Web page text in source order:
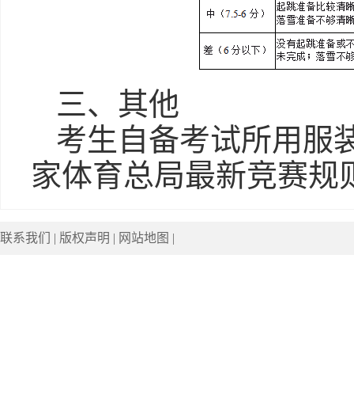
三、其他
考生自备考试所用服
家体育总局最新竞赛规
联系我们 | 版权声明 | 网站地图 |